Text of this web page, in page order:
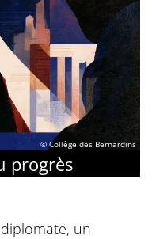
© Collège des Bernardins
progrès
un